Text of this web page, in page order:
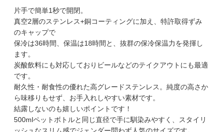
片手で簡単1秒で開閉。
真空2層のステンレス+銅コーティングに加え、特許取得ずみ
のキャップで
保冷は36時間、保温は18時間と、抜群の保冷保温力を発揮し
ます。
炭酸飲料にも対応しておりビールなどのテイクアウトにも最適
です。
耐久性・耐食性の優れた高グレードステンレス。純度の高さか
ら味移りもせず、お手入れしやすい素材です。
結露しないのも嬉しいポイントです！
500mlペットボトルと同じ直径で手に馴染みやすく、スタイリ